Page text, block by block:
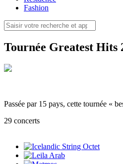
Fashion
Tournée Greatest Hits
Passée par 15 pays, cette tournée «
29 concerts